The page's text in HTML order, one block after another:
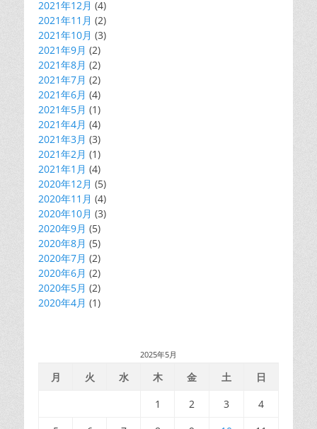
2021年12月 (4)
2021年11月 (2)
2021年10月 (3)
2021年9月 (2)
2021年8月 (2)
2021年7月 (2)
2021年6月 (4)
2021年5月 (1)
2021年4月 (4)
2021年3月 (3)
2021年2月 (1)
2021年1月 (4)
2020年12月 (5)
2020年11月 (4)
2020年10月 (3)
2020年9月 (5)
2020年8月 (5)
2020年7月 (2)
2020年6月 (2)
2020年5月 (2)
2020年4月 (1)
2025年5月
月 火 水 木 金 土
日
1
2 3
4